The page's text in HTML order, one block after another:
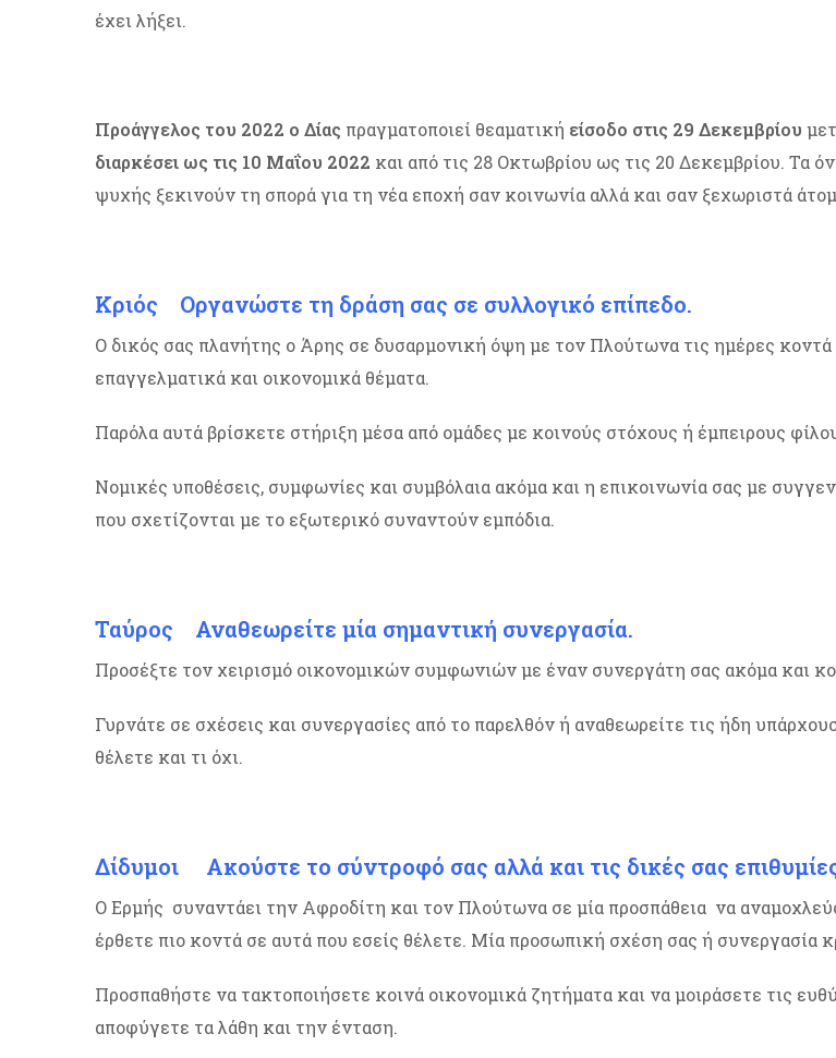
έχει λήξει.
Προάγγελος του 2022 ο Δίας πραγματοποιεί θεαματική είσοδο στις 29 Δεκεμβρίου
διαρκέσει ως τις 10 Μαΐου 2022 και από τις 28 Οκτωβρίου ως τις 20 Δεκεμβρίου. Τα
ψυχής ξεκινούν τη σπορά για τη νέα εποχή σαν κοινωνία αλλά και σαν ξεχωριστά
Κριός Οργανώστε τη δράση σας σε συλλογικό επίπεδο.
Ο δικός σας πλανήτης ο Άρης σε δυσαρμονική όψη με τον Πλούτωνα τις ημέρες κοντά
επαγγελματικά και οικονομικά θέματα.
Παρόλα αυτά βρίσκετε στήριξη μέσα από ομάδες με κοινούς στόχους ή έμπειρους
Νομικές υποθέσεις, συμφωνίες και συμβόλαια ακόμα και η επικοινωνία σας με
που σχετίζονται με το εξωτερικό συναντούν εμπόδια.
Ταύρος Αναθεωρείτε μία σημαντική συνεργασία.
Προσέξτε τον χειρισμό οικονομικών συμφωνιών με έναν συνεργάτη σας ακόμα και
Γυρνάτε σε σχέσεις και συνεργασίες από το παρελθόν ή αναθεωρείτε τις ήδη
θέλετε και τι όχι.
Δίδυμοι Ακούστε το σύντροφό σας αλλά και τις δικές σας
Ο Ερμής συναντάει την Αφροδίτη και τον Πλούτωνα σε μία προσπάθεια να
έρθετε πιο κοντά σε αυτά που εσείς θέλετε. Μία προσωπική σχέση σας ή συνεργασία
Προσπαθήστε να τακτοποιήσετε κοινά οικονομικά ζητήματα και να μοιράσετε τις
αποφύγετε τα λάθη και την ένταση.